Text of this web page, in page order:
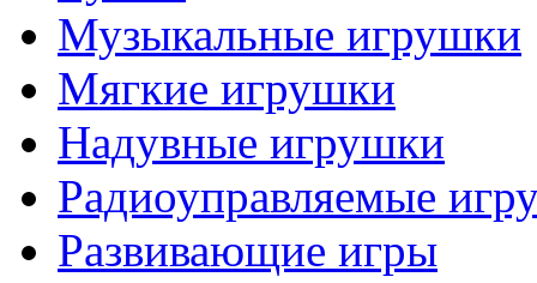
Музыкальные игрушки
Мягкие игрушки
Надувные игрушки
Радиоуправляемые
Развивающие игры